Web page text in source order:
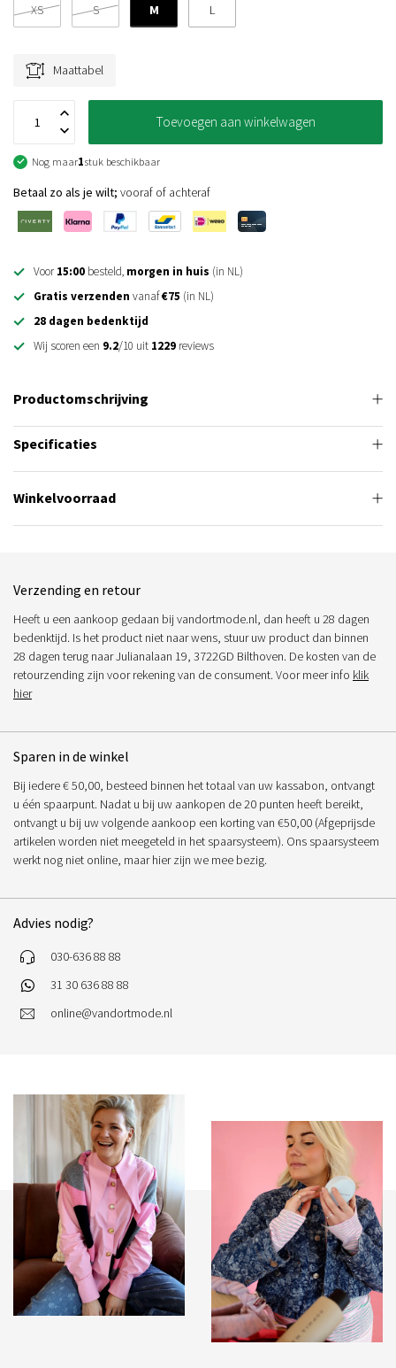
XS S M L
Maattabel
Toevoegen aan winkelwagen
Nog maar1stuk beschikbaar
Betaal zo als je wilt; vooraf of achteraf
Voor15:00 besteld, morgen in huis (in NL)
Gratis verzenden vanaf€75 (in NL)
28 dagen bedenktijd
Wij scoren een 9.2/10 uit 1229 reviews
Productomschrijving
Specificaties
Winkelvoorraad
Verzending en retour
Heeft u een aankoop gedaan bij vandortmode.nl, dan heeft u 28 dagen
bedenktijd. Is het product niet naar wens, stuur uw product dan binnen
28 dagen terug naar Julianalaan 19, 3722GD Bilthoven. De kosten van de
retourzending zijn voor rekening van de consument. Voor meer info klik
hier
Sparen in de winkel
Bij iedere € 50,00, besteed binnen het totaal van uw kassabon, ontvangt
u één spaarpunt. Nadat u bij uw aankopen de 20 punten heeft bereikt,
ontvangt u bij uw volgende aankoop een korting van €50,00 (Afgeprijsde
artikelen worden niet meegeteld in het spaarsysteem). Ons spaarsysteem
werkt nog niet online, maar hier zijn we mee bezig.
Advies nodig?
030-636 88 88
31 30 636 88 88
online@vandortmode.nl